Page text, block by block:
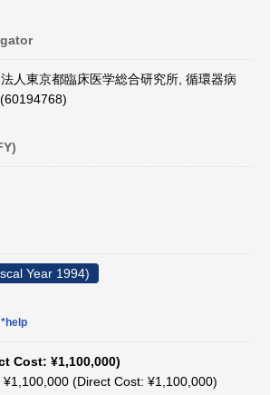
人東京都臨床医学総合研究所, 循環器病
Year 1994)
*help
Cost: ¥1,100,000)
¥1,100,000 (Direct Cost: ¥1,100,000)